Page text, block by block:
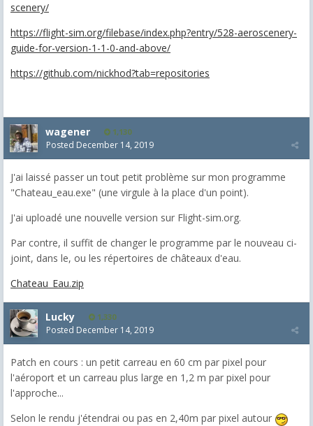
scenery/
https://flight-sim.org/filebase/index.php?entry/528-aeroscenery-
guide-for-version-1-1-0-and-above/
https://github.com/nickhod?tab=repositories
wagener 1,130
Posted December 14, 2019
J'ai laissé passer un tout petit problème sur mon programme
"Chateau_eau.exe" (une virgule à la place d'un point).
J'ai uploadé une nouvelle version sur Flight-sim.org.
Par contre, il suffit de changer le programme par le nouveau ci-
joint, dans le, ou les répertoires de châteaux d'eau.
Chateau_Eau.zip
Lucky 1,330
Posted December 14, 2019
Patch en cours : un petit carreau en 60 cm par pixel pour
l'aéroport et un carreau plus large en 1,2 m par pixel pour
l'approche...
Selon le rendu j'étendrai ou pas en 2,40m par pixel autour